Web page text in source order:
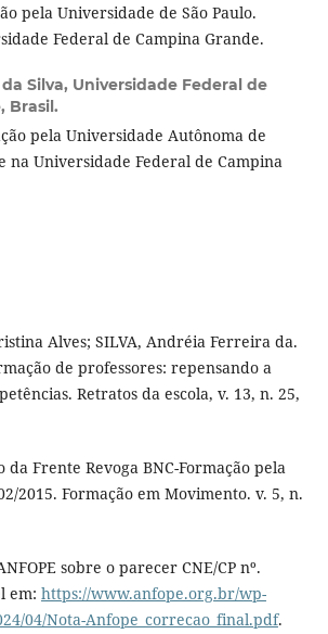
pela Universidade de São Paulo.
Federal de Campina Grande.
Silva, Universidade Federal de
Brasil.
pela Universidade Autônoma de
na Universidade Federal de Campina
Alves; SILVA, Andréia Ferreira da.
de professores: repensando a
Retratos da escola, v. 13, n. 25,
da Frente Revoga BNC-Formação pela
2015. Formação em Movimento. v. 5, n.
sobre o parecer CNE/CP nº.
em: https://www.anfope.org.br/wp-
04/Nota-Anfope_correcao_final.pdf.